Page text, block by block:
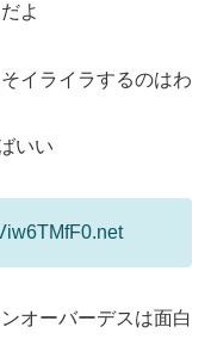
よ
イライラするのはわ
いい
オーバーデスは面白